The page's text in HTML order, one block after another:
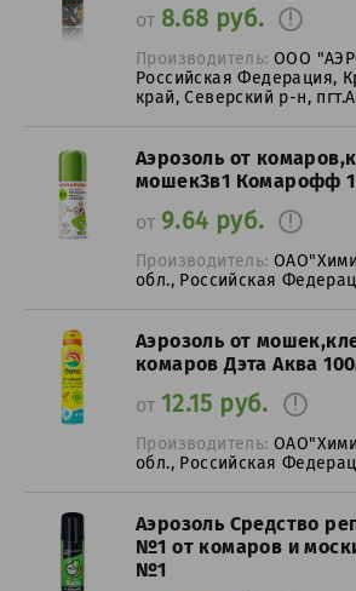
от 8.68 руб.
Производитель:ООО
Российская Федерация,
край, Северский р-н,
Аэрозоль от
мошек3в1 Комарофф
от 9.64 руб.
Производитель:
обл., Российская
Аэрозоль от
комаров Дэта Аква
от 12.15 руб.
Производитель:
обл., Российская
Аэрозоль Средство
№1 от комаров и
№1